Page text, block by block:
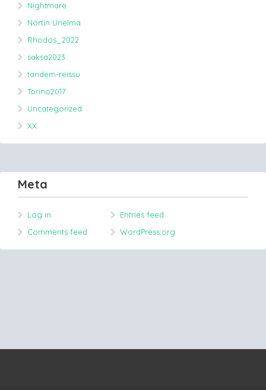
Nightmare
Nörtin Unelma
Rhodos_2022
saksa2023
tandem-reissu
Torino2017
Uncategorized
XX
Meta
Log in
Entries feed
Comments feed
WordPress.org